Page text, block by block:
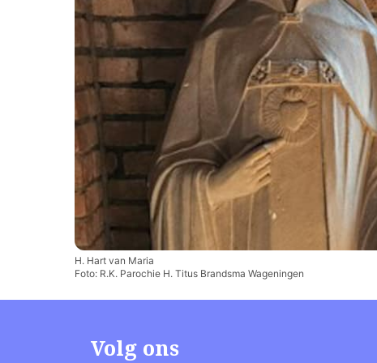
H. Hart van Maria
Foto: R.K. Parochie H. Titus Brandsma Wageningen
Volg ons